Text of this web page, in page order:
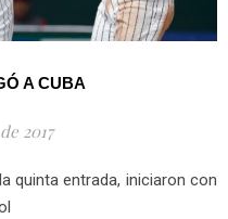
A CUBA
2017